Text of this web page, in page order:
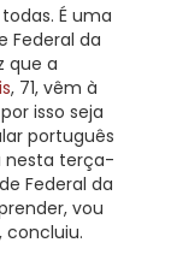
É uma
Federal da
que a
, 71, vêm à
isso seja
português
nesta terça-
Federal da
vou
concluiu.